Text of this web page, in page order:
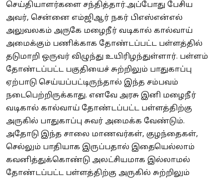
செய்தியாளர்களை சந்தித்தார்.அப்போது பேசிய
அவர், சென்னை எம்ஜிஆர் நகர் பிஎஸ்என்எல்
அலுவலகம் அருகே மழைநீர் வடிகால் கால்வாய்
அமைக்கும் பணிக்காக தோண்டப்பட்ட பள்ளத்தில்
தடுமாறி ஒருவர் விழுந்து உயிரிழந்துள்ளார். பள்ளம்
தோண்டப்பட்ட பகுதியைச் சுற்றிலும் பாதுகாப்பு
ஏற்பாடு செய்யப்பட்டிருந்தால் இந்த சம்பவம்
நடைபெற்றிருக்காது. எனவே அரசு இனி மழைநீர்
வடிகால் கால்வாய் தோண்டப்பட்ட பள்ளத்திற்கு
அருகில் பாதுகாப்பு சுவர் அமைக்க வேண்டும்.
அதோடு இந்த சாலை மாணவர்கள், குழந்தைகள்,
செல்லும் பாதியாக இருப்பதால் இதையெல்லாம்
கவனித்துக்கொண்டு அலட்சியமாக இல்லாமல்
தோண்டப்பட்ட பள்ளத்திற்கு அருகில் சுற்றிலும்